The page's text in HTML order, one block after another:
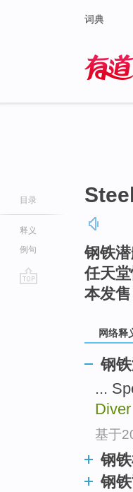
词典
目录
释义
例句
钢铁
任天
本发售
网络释
钢
...
Diver
基于
钢
钢